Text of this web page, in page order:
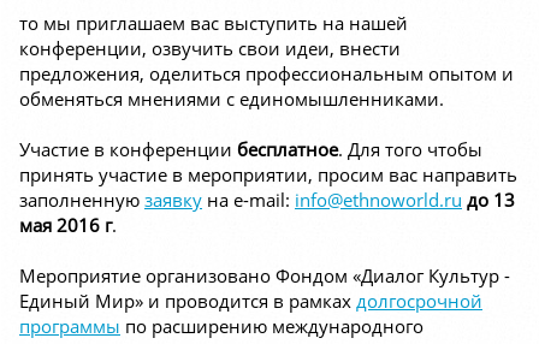
то мы приглашаем вас выступить на нашей
конференции, озвучить свои идеи, внести
предложения, оделиться профессиональным опытом и
обменяться мнениями с единомышленниками.
Участие в конференции бесплатное. Для того чтобы
принять участие в мероприятии, просим вас направить
заполненную заявку на e-mail: info@ethnoworld.ru до 13
мая 2016 г.
Мероприятие организовано Фондом «Диалог Культур -
Единый Мир» и проводится в рамках долгосрочной
программы по расширению международного